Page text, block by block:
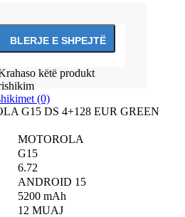
këtë produkt
(0)
G15 DS 4+128 EUR GREEN
MOTOROLA
G15
6.72
ANDROID 15
5200 mAh
12 MUAJ